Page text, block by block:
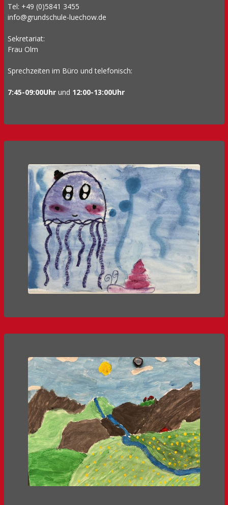
Tel: +49 (0)5841 3455
info@grundschule-luechow.de
Sekretariat:
Frau Olm
Sprechzeiten im Büro und telefonisch:
7:45-09:00Uhr und 12:00-13:00Uhr